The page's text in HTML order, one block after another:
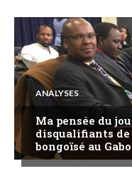
ANALYSES
Ma pensée du
disqualifiants de
bongoïsé au